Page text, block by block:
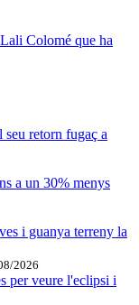
Colomé que ha
seu retorn fugaç a
a un 30% menys
i guanya terreny la
2026
per veure l'eclipsi i